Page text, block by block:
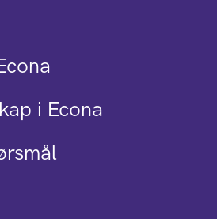
i Econa